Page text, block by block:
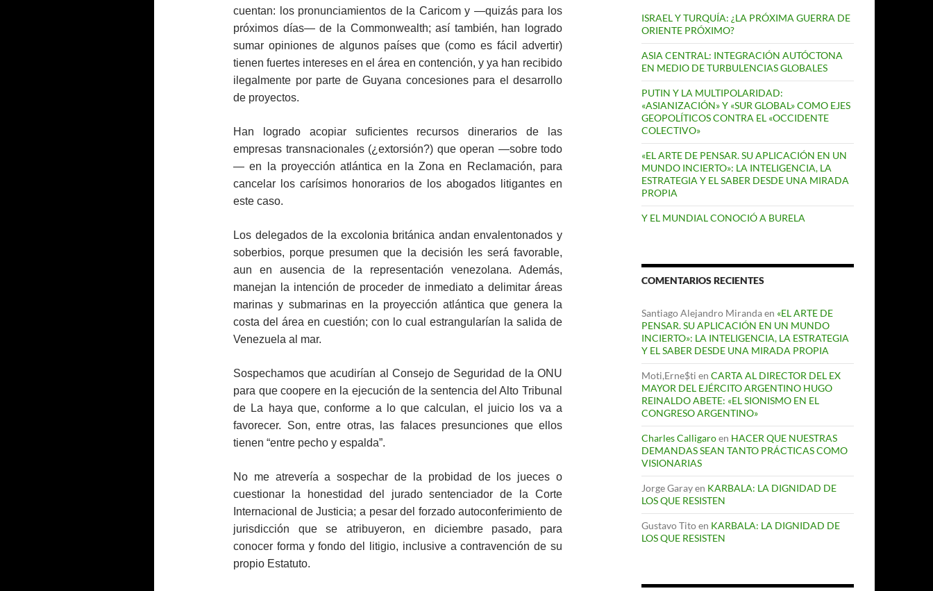
cuentan: los pronunciamientos de la Caricom y —quizás para los
próximos días— de la Commonwealth; así también, han logrado
sumar opiniones de algunos países que (como es fácil advertir)
tienen fuertes intereses en el área en contención, y ya han recibido
ilegalmente por parte de Guyana concesiones para el desarrollo
de proyectos.
Han logrado acopiar suficientes recursos dinerarios de las
empresas transnacionales (¿extorsión?) que operan —sobre todo
— en la proyección atlántica en la Zona en Reclamación, para
cancelar los carísimos honorarios de los abogados litigantes en
este caso.
Los delegados de la excolonia británica andan envalentonados y
soberbios, porque presumen que la decisión les será favorable,
aun en ausencia de la representación venezolana. Además,
manejan la intención de proceder de inmediato a delimitar áreas
marinas y submarinas en la proyección atlántica que genera la
costa del área en cuestión; con lo cual estrangularían la salida de
Venezuela al mar.
Sospechamos que acudirían al Consejo de Seguridad de la ONU
para que coopere en la ejecución de la sentencia del Alto Tribunal
de La haya que, conforme a lo que calculan, el juicio los va a
favorecer. Son, entre otras, las falaces presunciones que ellos
tienen “entre pecho y espalda”.
No me atrevería a sospechar de la probidad de los jueces o
cuestionar la honestidad del jurado sentenciador de la Corte
Internacional de Justicia; a pesar del forzado autoconferimiento de
jurisdicción que se atribuyeron, en diciembre pasado, para
conocer forma y fondo del litigio, inclusive a contravención de su
propio Estatuto.
ISRAEL Y TURQUÍA: ¿LA PRÓXIMA GUERRA DE
ORIENTE PRÓXIMO?
ASIA CENTRAL: INTEGRACIÓN AUTÓCTONA
EN MEDIO DE TURBULENCIAS GLOBALES
PUTIN Y LA MULTIPOLARIDAD:
«ASIANIZACIÓN» Y «SUR GLOBAL» COMO EJES
GEOPOLÍTICOS CONTRA EL «OCCIDENTE
COLECTIVO»
«EL ARTE DE PENSAR. SU APLICACIÓN EN UN
MUNDO INCIERTO»: LA INTELIGENCIA, LA
ESTRATEGIA Y EL SABER DESDE UNA MIRADA
PROPIA
Y EL MUNDIAL CONOCIÓ A BURELA
COMENTARIOS RECIENTES
Santiago Alejandro Mirandaen «EL ARTE DE
PENSAR. SU APLICACIÓN EN UN MUNDO
INCIERTO»: LA INTELIGENCIA, LA ESTRATEGIA
Y EL SABER DESDE UNA MIRADA PROPIA
Moti,Erne$ti en CARTA AL DIRECTOR DEL EX
MAYOR DEL EJÉRCITO ARGENTINO HUGO
REINALDO ABETE: «EL SIONISMO EN EL
CONGRESO ARGENTINO»
Charles Calligaroen HACER QUE NUESTRAS
DEMANDAS SEAN TANTO PRÁCTICAS COMO
VISIONARIAS
Jorge Garayen KARBALA: LA DIGNIDAD DE
LOS QUE RESISTEN
Gustavo Titoen KARBALA: LA DIGNIDAD DE
LOS QUE RESISTEN